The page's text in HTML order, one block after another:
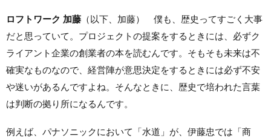
ロフトワーク 加藤 （以下、加藤） 僕も、歴史ってすごく大事
だと思っていて。プロジェクトの提案をするときには、必ずク
ライアント企業の創業者の本を読むんです。そもそも未来は不
確実なものなので、経営陣が意思決定をするときには必ず不安
や迷いがあるんですよね。そんなときに、歴史で培われた言葉
は判断の拠り所になるんです。
例えば、パナソニックにおいて「水道」が、伊藤忠では「商